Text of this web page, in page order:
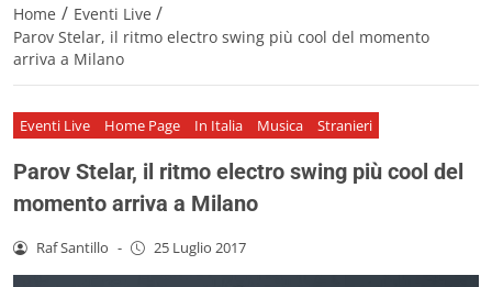
Home / Eventi Live /
Parov Stelar, il ritmo electro swing più cool del momento
arriva a Milano
Eventi Live Home Page In Italia Musica Stranieri
Parov Stelar, il ritmo electro swing più cool del
momento arriva a Milano
Raf Santillo - 25 Luglio 2017